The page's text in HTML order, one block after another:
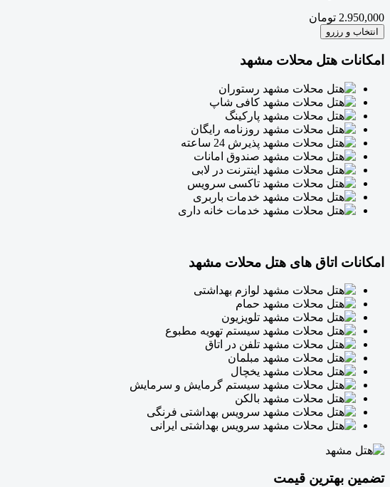
2.950,000 تومان
انتخاب و رزرو
امکانات هتل محلات مشهد
رستوران
کافی شاپ
پارکینگ
روزنامه رایگان
پذیرش 24 ساعته
صندوق امانات
اینترنت در لابی
تاکسی سرویس
خدمات باربری
خدمات خانه داری
امکانات اتاق های هتل محلات مشهد
لوازم بهداشتی
حمام
تلویزیون
سیستم تهویه مطبوع
تلفن در اتاق
مبلمان
یخچال
سیستم گرمایش و سرمایش
بالکن
سرویس بهداشتی فرنگی
سرویس بهداشتی ایرانی
تضمین بهترین قیمت